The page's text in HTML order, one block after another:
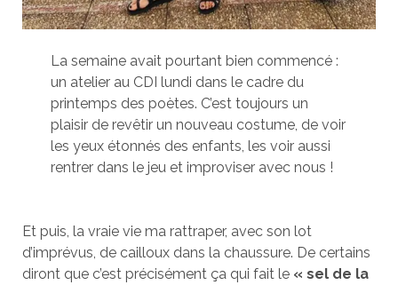
La semaine avait pourtant bien commencé :
un atelier au CDI lundi dans le cadre du
printemps des poètes. C’est toujours un
plaisir de revêtir un nouveau costume, de voir
les yeux étonnés des enfants, les voir aussi
rentrer dans le jeu et improviser avec nous !
Et puis, la vraie vie ma rattraper, avec son lot
d’imprévus, de cailloux dans la chaussure. De certains
diront que c’est précisément ça qui fait le« sel de la